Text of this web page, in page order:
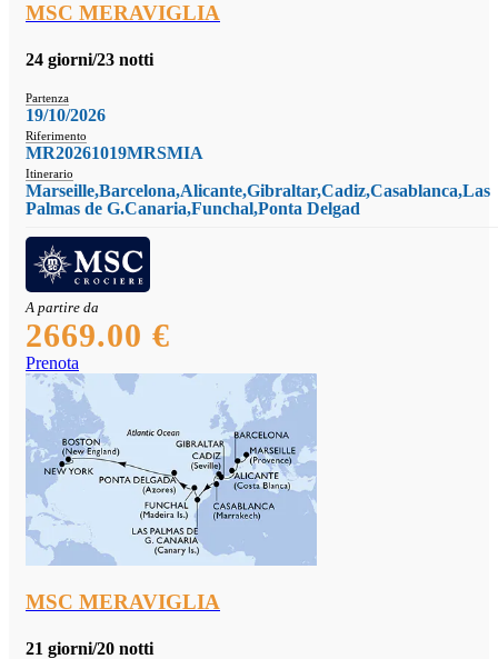
MSC MERAVIGLIA
24 giorni/23 notti
Partenza
19/10/2026
Riferimento
MR20261019MRSMIA
Itinerario
Marseille,Barcelona,Alicante,Gibraltar,Cadiz,Casablanca,Las
Palmas de G.Canaria,Funchal,Ponta Delgad
A partire da
2669.00 €
Prenota
MSC MERAVIGLIA
21 giorni/20 notti